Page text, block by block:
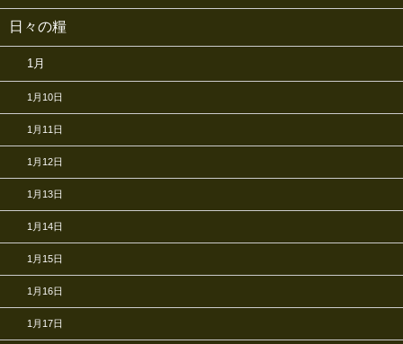
日々の糧
1月
1月10日
1月11日
1月12日
1月13日
1月14日
1月15日
1月16日
1月17日